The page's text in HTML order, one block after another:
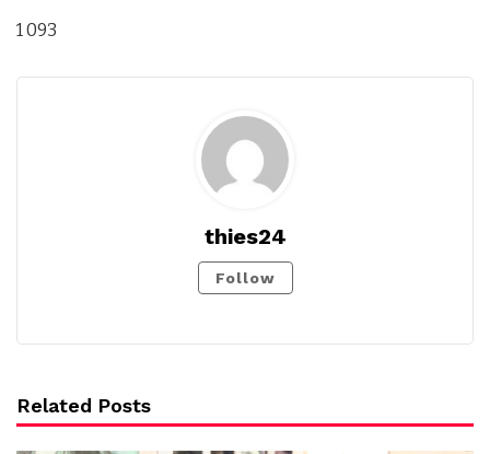
1 093
thies24
Follow
Related Posts